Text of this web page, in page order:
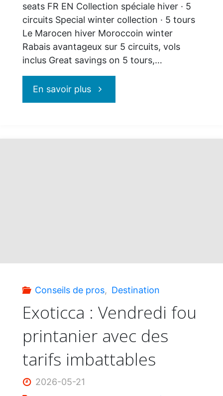
seats FR EN Collection spéciale hiver · 5
circuits Special winter collection · 5 tours
Le Marocen hiver Moroccoin winter
Rabais avantageux sur 5 circuits, vols
inclus Great savings on 5 tours,…
En savoir plus"Le
Conseils de pros, Destination
Exoticca : Vendredi fou
printanier avec des
tarifs imbattables
2026-05-21